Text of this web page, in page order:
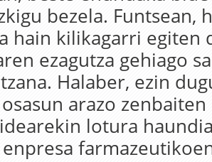
bezela. Funtsean,
hain kilikagarri egiten
ezagutza gehiago
Halaber, ezin
arazo zenbaiten
lotura
enpresa